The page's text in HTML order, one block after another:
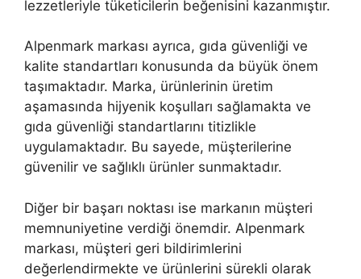
lezzetleriyle tüketicilerin beğenisini kazanmıştır.
Alpenmark markası ayrıca, gıda güvenliği ve
kalite standartları konusunda da büyük önem
taşımaktadır. Marka, ürünlerinin üretim
aşamasında hijyenik koşulları sağlamakta ve
gıda güvenliği standartlarını titizlikle
uygulamaktadır. Bu sayede, müşterilerine
güvenilir ve sağlıklı ürünler sunmaktadır.
Diğer bir başarı noktası ise markanın müşteri
memnuniyetine verdiği önemdir. Alpenmark
markası, müşteri geri bildirimlerini
değerlendirmekte ve ürünlerini sürekli olarak